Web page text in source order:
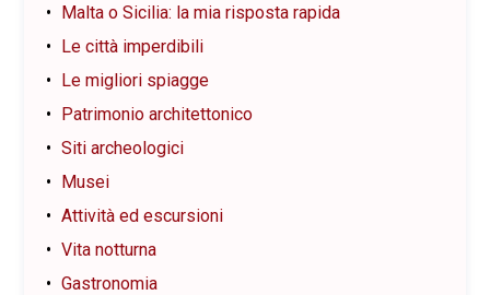
Malta o Sicilia: la mia risposta rapida
Le città imperdibili
Le migliori spiagge
Patrimonio architettonico
Siti archeologici
Musei
Attività ed escursioni
Vita notturna
Gastronomia